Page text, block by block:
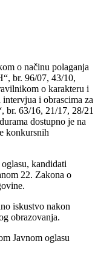
o načinu polaganja
br. 96/07, 43/10,
o karakteru i
i obrascima za
br. 63/16, 21/17, 28/21
dostupno je na
konkursnih
kandidati
22. Zakona o
iskustvo nakon
obrazovanja.
Javnom oglasu